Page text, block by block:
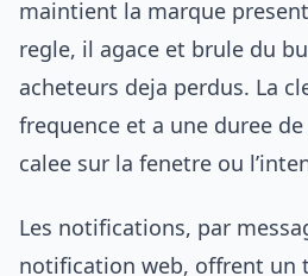
maintient la marque
regle, il agace et brule du
acheteurs deja perdus. La
frequence et a une duree
calee sur la fenetre ou
Les notifications, par
notification web, offrent un